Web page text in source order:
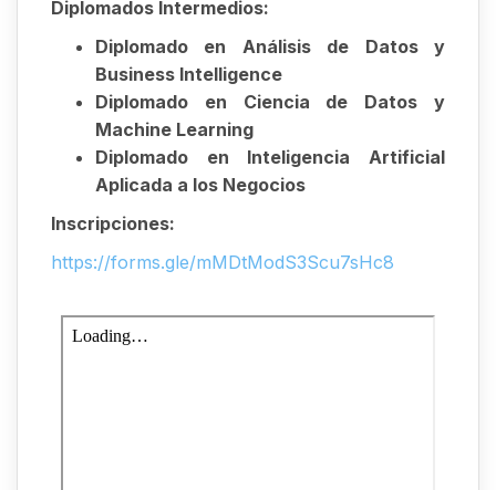
Diplomados Intermedios:
Diplomado en Análisis de Datos y
Business Intelligence
Diplomado en Ciencia de Datos y
Machine Learning
Diplomado en Inteligencia Artificial
Aplicada a los Negocios
Inscripciones:
https://forms.gle/mMDtModS3Scu7sHc8